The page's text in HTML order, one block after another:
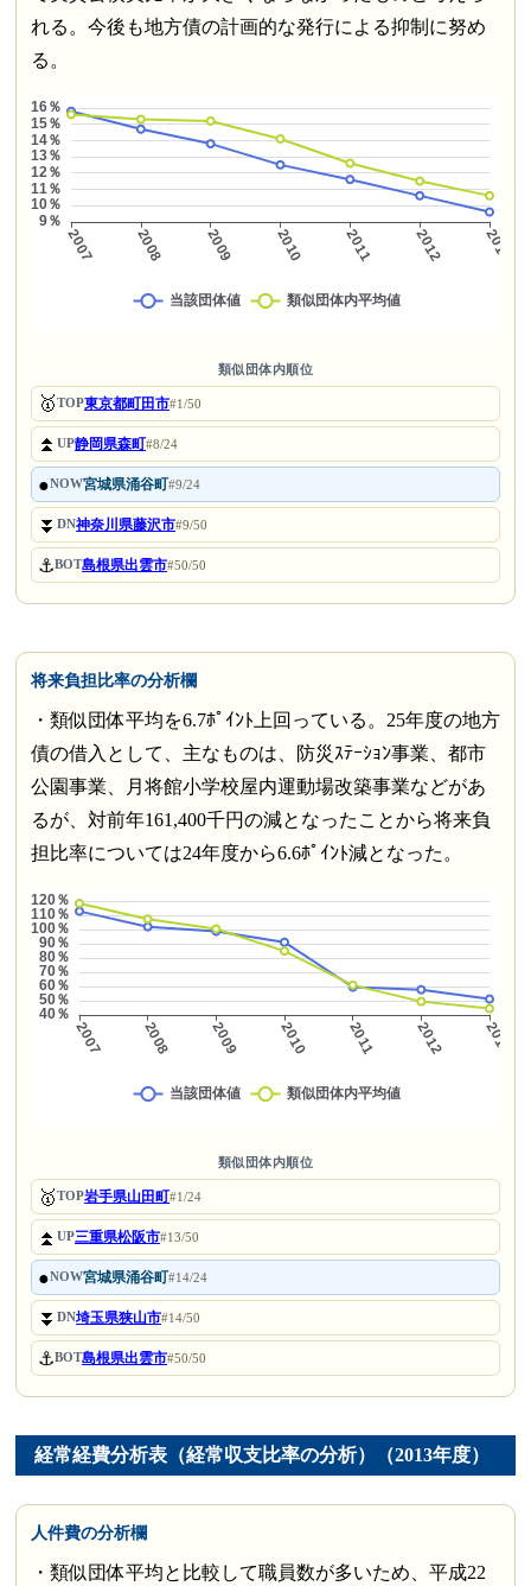
れる。今後も地方債の計画的な発行による抑制に努め
る。
類似団体内順位
🥇TOP東京都町田市#1/50
⏫UP静岡県森町#8/24
●NOW宮城県涌谷町#9/24
⏬DN神奈川県藤沢市#9/50
⚓BOT島根県出雲市#50/50
将来負担比率の分析欄
・類似団体平均を6.7ﾎﾟｲﾝﾄ上回っている。25年度の地方
債の借入として、主なものは、防災ｽﾃｰｼｮﾝ事業、都市
公園事業、月将館小学校屋内運動場改築事業などがあ
るが、対前年161,400千円の減となったことから将来負
担比率については24年度から6.6ﾎﾟｲﾝﾄ減となった。
類似団体内順位
🥇TOP岩手県山田町#1/24
⏫UP三重県松阪市#13/50
●NOW宮城県涌谷町#14/24
⏬DN埼玉県狭山市#14/50
⚓BOT島根県出雲市#50/50
経常経費分析表（経常収支比率の分析）（2013年度）
人件費の分析欄
・類似団体平均と比較して職員数が多いため、平成22